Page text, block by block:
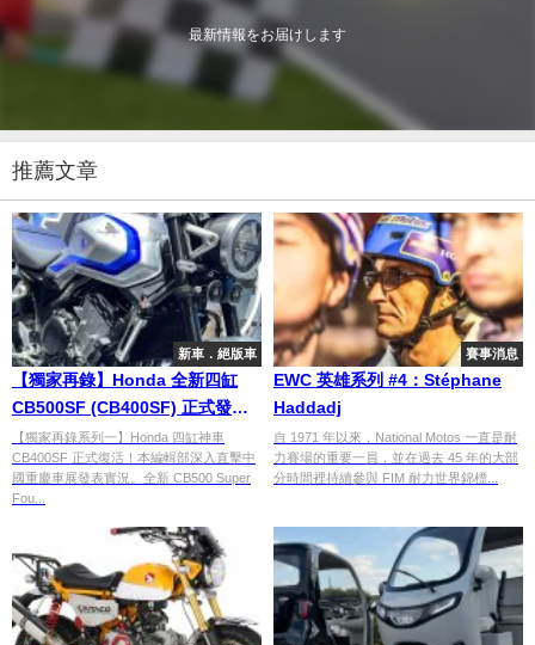
最新情報をお届けします
推薦文章
新車．絕版車
【獨家再錄】Honda 全新四缸
CB500SF (CB400SF) 正式發
表！重慶車展直擊 (系列一)
【獨家再錄系列一】Honda 四缸神車
CB400SF 正式復活！本編輯部深入直擊中
國重慶車展發表實況。全新 CB500 Super
Fou...
賽事消息
EWC 英雄系列 #4：Stéphane
Haddadj
自 1971 年以來，National Motos 一直是耐
力賽場的重要一員，並在過去 45 年的大部
分時間裡持續參與 FIM 耐力世界錦標...